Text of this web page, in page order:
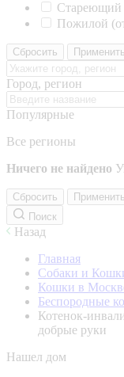
Стареющий
Пожилой
Сбросить Применить
Город, регион
Популярные
Все регионы
Ничего не найдено
Сбросить
Применить
Поиск
Назад
Главная
Собаки и
Кошки в
Беспородные
Котенок-
добрые руки
Нашел дом